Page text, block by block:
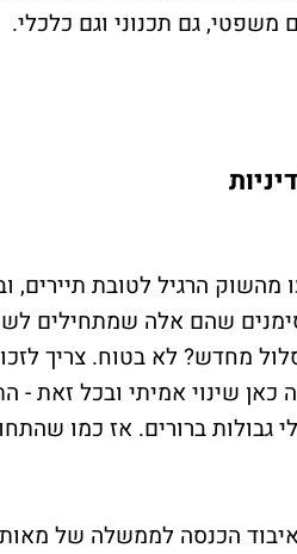
גם תכנוני וגם כלכלי.
אלף דירות נגרעו מהשוק הרגיל
שהם אלה שמתחילים
מחדש? לא בטוח. צריך
כאן שינוי אמיתי ובכל זאת
גבולות ברורים. אז כמו
הכנסה לממשלה של